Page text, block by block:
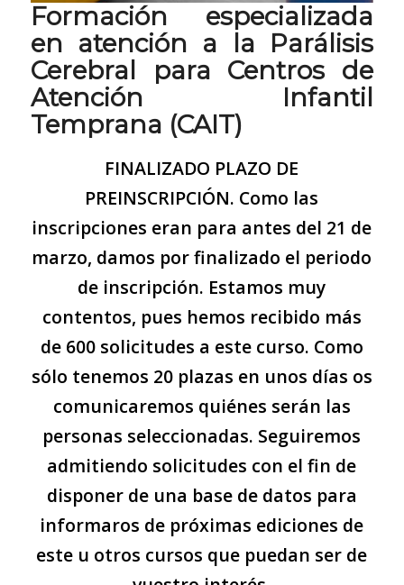
Formación especializada
en atención a la Parálisis
Cerebral para Centros de
Atención Infantil
Temprana (CAIT)
FINALIZADO PLAZO DE
PREINSCRIPCIÓN. Como las
inscripciones eran para antes del 21 de
marzo, damos por finalizado el periodo
de inscripción. Estamos muy
contentos, pues hemos recibido más
de 600 solicitudes a este curso. Como
sólo tenemos 20 plazas en unos días os
comunicaremos quiénes serán las
personas seleccionadas. Seguiremos
admitiendo solicitudes con el fin de
disponer de una base de datos para
informaros de próximas ediciones de
este u otros cursos que puedan ser de